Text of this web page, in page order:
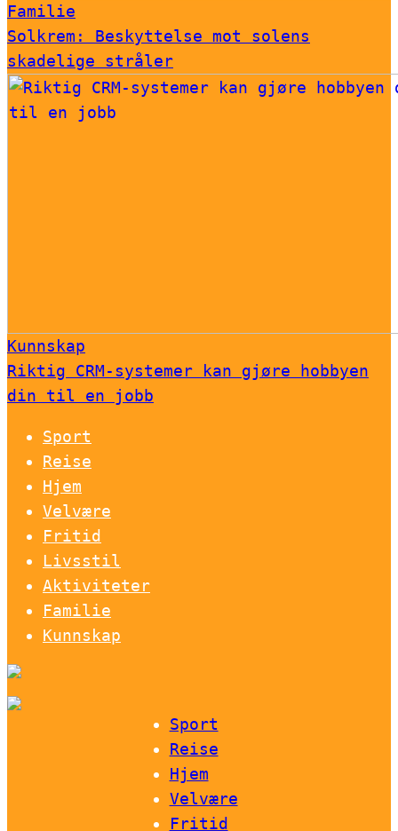
Familie
Solkrem: Beskyttelse mot solens
skadelige stråler
Kunnskap
Riktig CRM-systemer kan gjøre hobbyen
din til en jobb
Sport
Reise
Hjem
Velvære
Fritid
Livsstil
Aktiviteter
Familie
Kunnskap
Sport
Reise
Hjem
Velvære
Fritid